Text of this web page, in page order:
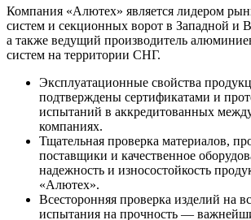
Компания «Алютех» является лидером
систем и секционных ворот в Западной и
а также ведущий производитель
систем на территории СНГ.
Эксплуатационные свойства
подтверждены сертификатами и
испытаний в аккредитованных
компаниях.
Тщательная проверка материалов,
поставщики и качественное
надежность и износостойкость
«Алютех».
Всесторонняя проверка изделий на
испытания на прочность —